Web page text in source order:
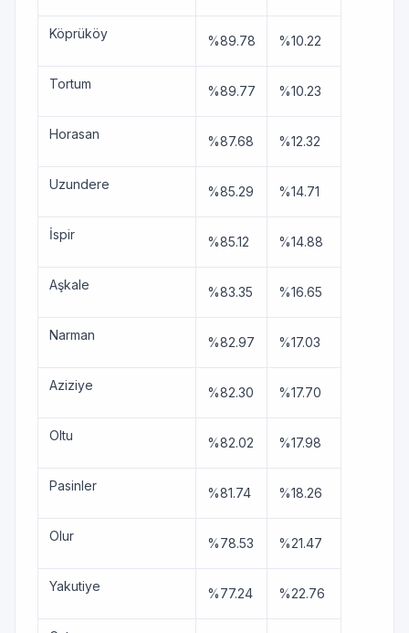
Köprüköy %89.78 %10.22
Tortum %89.77 %10.23
Horasan %87.68 %12.32
Uzundere %85.29 %14.71
İspir %85.12 %14.88
Aşkale %83.35 %16.65
Narman %82.97 %17.03
Aziziye %82.30 %17.70
Oltu %82.02 %17.98
Pasinler %81.74 %18.26
Olur %78.53 %21.47
Yakutiye %77.24 %22.76